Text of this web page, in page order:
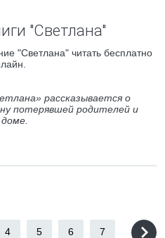
"Светлана"
"Светлана" читать бесплатно
рассказывается о
потерявшей родителей и
4 5 6 7